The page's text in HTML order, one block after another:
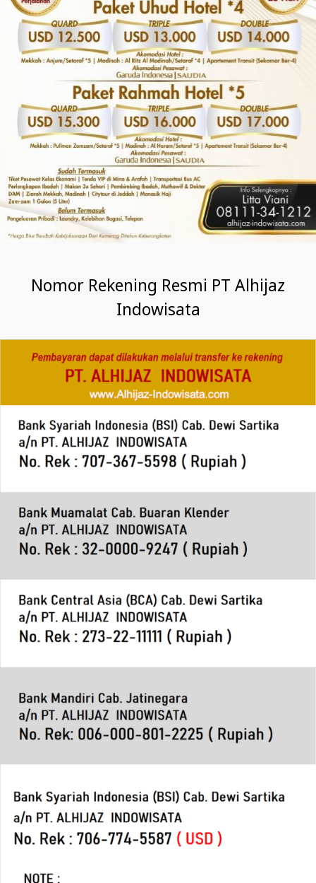
Nomor Rekening Resmi PT Alhijaz
Indowisata